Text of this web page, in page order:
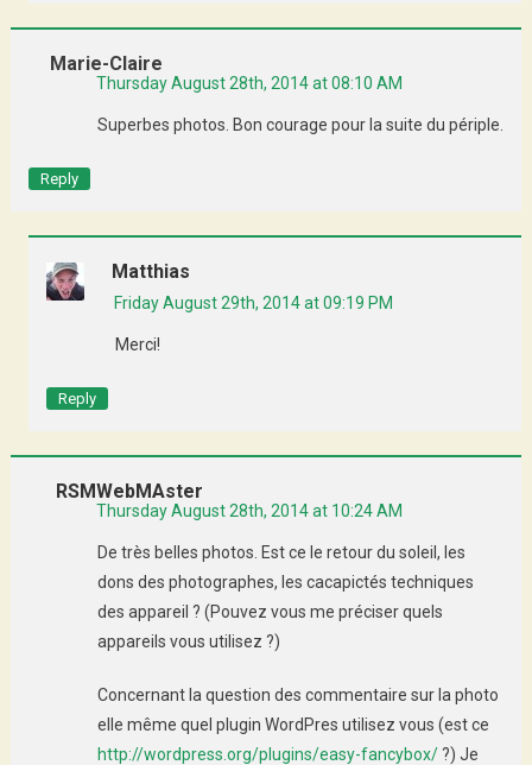
Marie-Claire
Thursday August 28th, 2014 at 08:10 AM
Superbes photos. Bon courage pour la suite du périple.
Reply
Matthias
Friday August 29th, 2014 at 09:19 PM
Merci!
Reply
RSMWebMAster
Thursday August 28th, 2014 at 10:24 AM
De très belles photos. Est ce le retour du soleil, les
dons des photographes, les cacapictés techniques
des appareil ? (Pouvez vous me préciser quels
appareils vous utilisez ?)
Concernant la question des commentaire sur la photo
elle même quel plugin WordPres utilisez vous (est ce
http://wordpress.org/plugins/easy-fancybox/?) Je